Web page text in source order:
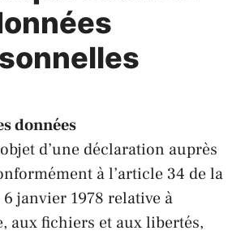
données
d’une déclaration auprès
à l’article 34 de la
janvier 1978 relative à
aux fichiers et aux libertés,